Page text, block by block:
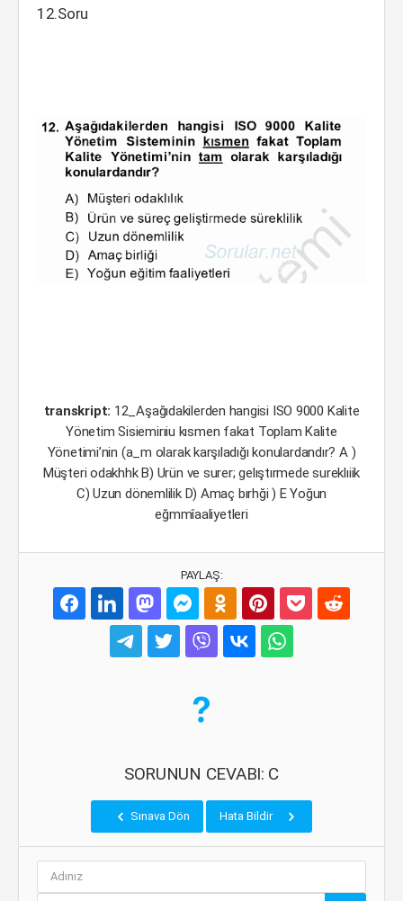
12.Soru
transkript: 12_Aşağıdakilerden hangisi ISO 9000 Kalite
Yönetim Sisiemirıiu kısmen fakat Toplam Kalite
Yönetimi’nin (a_m olarak karşıladığı konulardandır? A )
Müşteri odakhhk B) Urün ve surer; gelıştırmede sureklıiik
C) Uzun dönemlilik D) Amaç bırhği ) E Yoğun
eğmmîaaliyetleri
PAYLAŞ:
SORUNUN CEVABI: C
Sınava Dön Hata Bildir